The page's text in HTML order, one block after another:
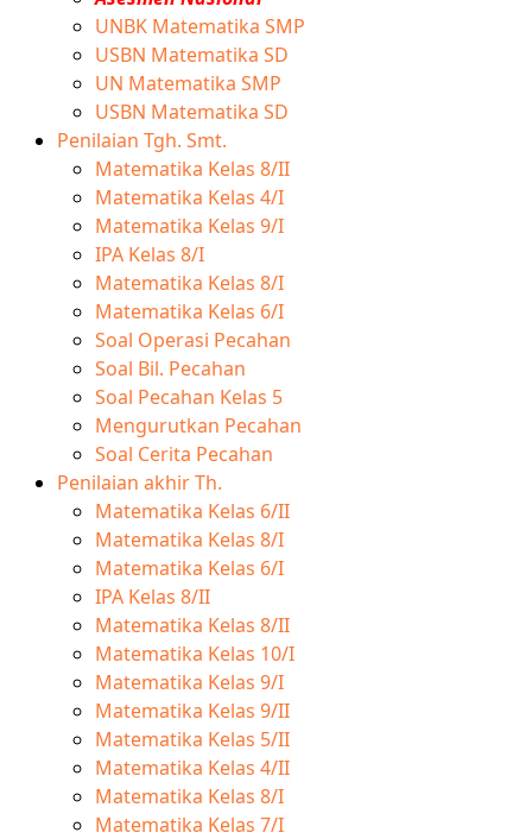
UNBK Matematika SMP
USBN Matematika SD
UN Matematika SMP
USBN Matematika SD
Penilaian Tgh. Smt.
Matematika Kelas 8/II
Matematika Kelas 4/I
Matematika Kelas 9/I
IPA Kelas 8/I
Matematika Kelas 8/I
Matematika Kelas 6/I
Soal Operasi Pecahan
Soal Bil. Pecahan
Soal Pecahan Kelas 5
Mengurutkan Pecahan
Soal Cerita Pecahan
Penilaian akhir Th.
Matematika Kelas 6/II
Matematika Kelas 8/I
Matematika Kelas 6/I
IPA Kelas 8/II
Matematika Kelas 8/II
Matematika Kelas 10/I
Matematika Kelas 9/I
Matematika Kelas 9/II
Matematika Kelas 5/II
Matematika Kelas 4/II
Matematika Kelas 8/I
Matematika Kelas 7/I